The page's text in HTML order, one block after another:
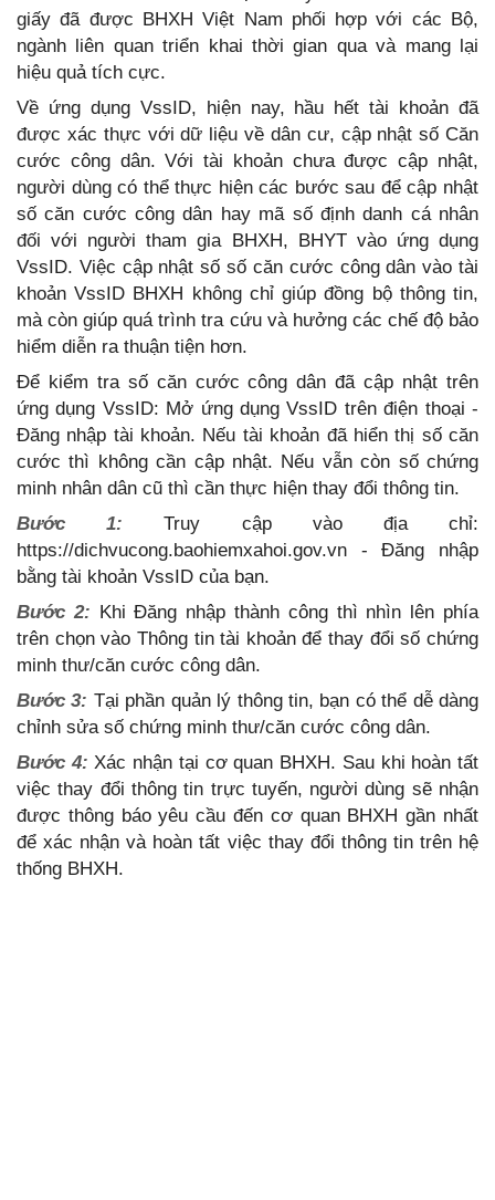
giấy đã được BHXH Việt Nam phối hợp với các Bộ,
ngành liên quan triển khai thời gian qua và mang lại
hiệu quả tích cực.
Về ứng dụng VssID, hiện nay, hầu hết tài khoản đã
được xác thực với dữ liệu về dân cư, cập nhật số Căn
cước công dân. Với tài khoản chưa được cập nhật,
người dùng có thể thực hiện các bước sau để cập nhật
số căn cước công dân hay mã số định danh cá nhân
đối với người tham gia BHXH, BHYT vào ứng dụng
VssID. Việc cập nhật số số căn cước công dân vào tài
khoản VssID BHXH không chỉ giúp đồng bộ thông tin,
mà còn giúp quá trình tra cứu và hưởng các chế độ bảo
hiểm diễn ra thuận tiện hơn.
Để kiểm tra số căn cước công dân đã cập nhật trên
ứng dụng VssID: Mở ứng dụng VssID trên điện thoại -
Đăng nhập tài khoản. Nếu tài khoản đã hiển thị số căn
cước thì không cần cập nhật. Nếu vẫn còn số chứng
minh nhân dân cũ thì cần thực hiện thay đổi thông tin.
Bước 1:
Truy cập vào địa chỉ:
https://dichvucong.baohiemxahoi.gov.vn - Đăng nhập
bằng tài khoản VssID của bạn.
Bước 2: Khi Đăng nhập thành công thì nhìn lên phía
trên chọn vào Thông tin tài khoản để thay đổi số chứng
minh thư/căn cước công dân.
Bước 3: Tại phần quản lý thông tin, bạn có thể dễ dàng
chỉnh sửa số chứng minh thư/căn cước công dân.
Bước 4: Xác nhận tại cơ quan BHXH. Sau khi hoàn tất
việc thay đổi thông tin trực tuyến, người dùng sẽ nhận
được thông báo yêu cầu đến cơ quan BHXH gần nhất
để xác nhận và hoàn tất việc thay đổi thông tin trên hệ
thống BHXH.